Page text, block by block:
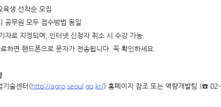
육생 선착순 모집
공무원 모두 접수방법 동일
자로 지정되며, 인터넷 신청자 취소 시 수강 가능.
하면 핸드폰으로 문자가 전송됩니다. 꼭 확인하세요.
기술센터(http://agro.seoul.go.kr/) 홈페이지 참조 또는 역량개발팀 (☎